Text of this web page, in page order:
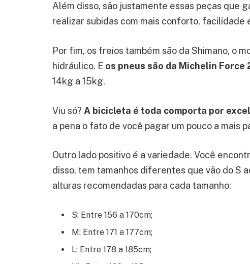
Além disso, são justamente essas peças que
realizar subidas com mais conforto, facilidade
Por fim, os freios também são da Shimano, o
hidráulico. E os pneus são da Michelin Force
14kg a 15kg.
Viu só? A bicicleta é toda comporta por
a pena o fato de você pagar um pouco a mais
Outro lado positivo é a variedade. Você
disso, tem tamanhos diferentes que vão do S
alturas recomendadas para cada tamanho:
S: Entre 156 a 170cm;
M: Entre 171 a 177cm;
L: Entre 178 a 185cm;